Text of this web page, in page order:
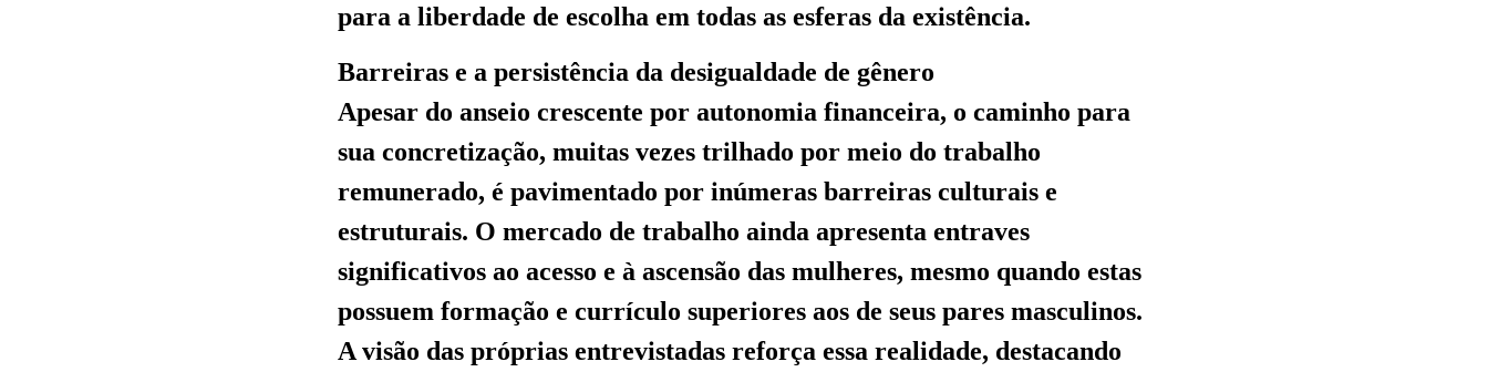
para a liberdade de escolha em todas as esferas da existência.
Barreiras e a persistência da desigualdade de gênero
Apesar do anseio crescente por autonomia financeira, o caminho para
sua concretização, muitas vezes trilhado por meio do trabalho
remunerado, é pavimentado por inúmeras barreiras culturais e
estruturais. O mercado de trabalho ainda apresenta entraves
significativos ao acesso e à ascensão das mulheres, mesmo quando estas
possuem formação e currículo superiores aos de seus pares masculinos.
A visão das próprias entrevistadas reforça essa realidade, destacando